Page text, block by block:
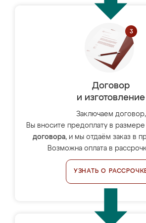
Договор
и изготовление
Заключаем договор,
Вы вносите предоплату в размере
договора, и мы отдаём заказ в
Возможна оплата в
УЗНАТЬ О